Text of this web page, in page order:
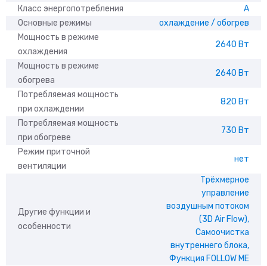
Класс энергопотребления
A
Основные режимы
охлаждение / обогрев
Мощность в режиме
охлаждения
2640 Вт
Мощность в режиме
обогрева
2640 Вт
Потребляемая мощность
при охлаждении
820 Вт
Потребляемая мощность
при обогреве
730 Вт
Режим приточной
вентиляции
нет
Другие функции и
особенности
Трёхмерное
управление
воздушным потоком
(3D Air Flow),
Самоочистка
внутреннего блока,
Функция FOLLOW ME